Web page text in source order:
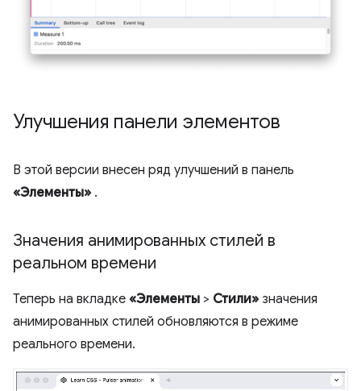
Улучшения панели элементов
В этой версии внесен ряд улучшений в панель
«Элементы» .
Значения анимированных стилей в
реальном времени
Теперь на вкладке «Элементы > Стили» значения
анимированных стилей обновляются в режиме
реального времени.